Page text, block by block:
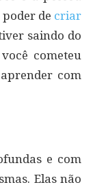
de criar
saindo do
cometeu
com
e com
Elas não